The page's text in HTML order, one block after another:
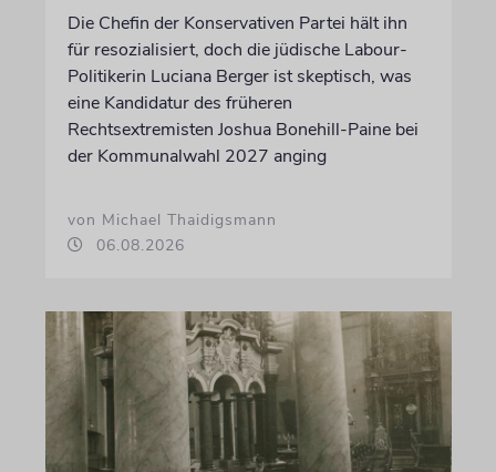
Die Chefin der Konservativen Partei hält ihn
für resozialisiert, doch die jüdische Labour-
Politikerin Luciana Berger ist skeptisch, was
eine Kandidatur des früheren
Rechtsextremisten Joshua Bonehill-Paine bei
der Kommunalwahl 2027 anging
von Michael Thaidigsmann
06.08.2026